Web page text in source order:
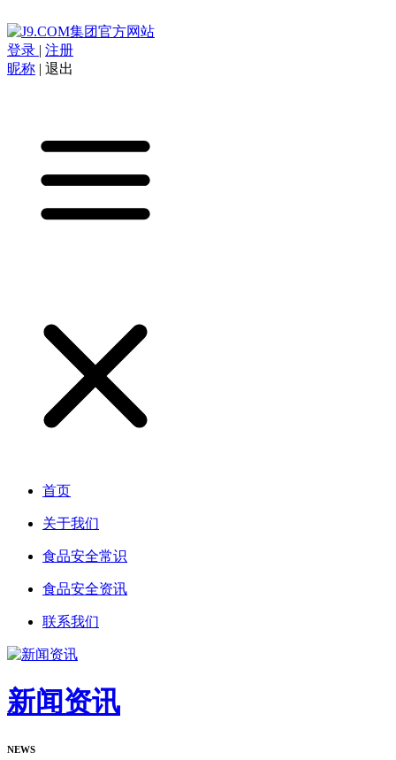
登录 | 注册
昵称 | 退出
首页
关于我们
食品安全常识
食品安全资讯
联系我们
新闻资讯
NEWS